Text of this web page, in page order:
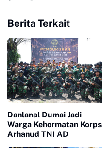
Berita Terkait
Danlanal Dumai Jadi
Warga Kehormatan Korps
Arhanud TNI AD